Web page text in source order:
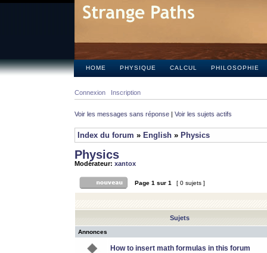
HOME PHYSIQUE CALCUL PHILOSOPHIE
Connexion Inscription
Voir les messages sans réponse | Voir les sujets actifs
Index du forum » English » Physics
Physics
Modérateur: xantox
Page 1 sur 1 [ 0 sujets ]
Sujets
Annonces
How to insert math formulas in this forum